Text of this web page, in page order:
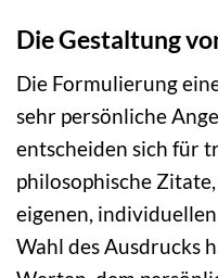
Die Gestaltung
Die Formulierung
sehr persönliche
entscheiden sich für
philosophische
eigenen,
Wahl des Ausdrucks